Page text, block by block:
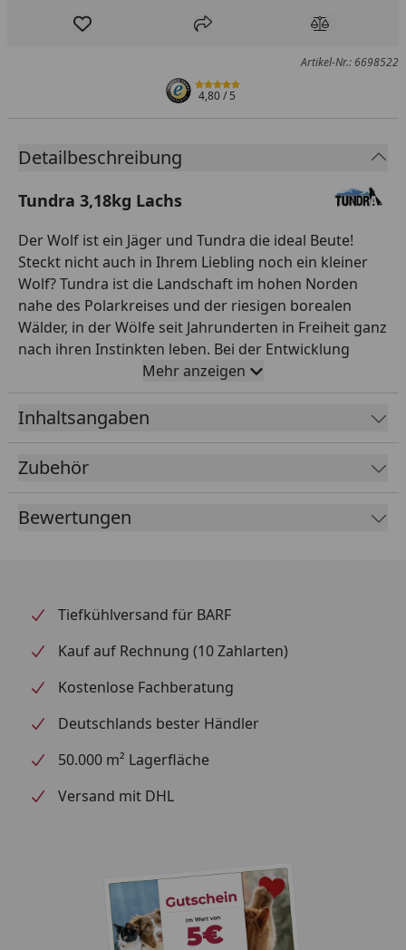
Produkt zur Wunschliste hinzufügen
Teilen Produkt
Artikel-Nr.: 6698522
4,80/ 5
Detailbeschreibung
Tundra 3,18kg Lachs
Der Wolf ist ein Jäger und Tundra die ideal Beute!
Steckt nicht auch in Ihrem Liebling noch ein kleiner
Wolf? Tundra ist die Landschaft im hohen Norden
nahe des Polarkreises und der riesigen borealen
Wälder, in der Wölfe seit Jahrunderten in Freiheit ganz
nach ihren Instinkten leben. Bei der Entwicklung
unserer TUNDRA Produktlinie haben wir uns streng
daran orientiert, welche Ernährung biologisch
artgerecht ist und der Wolfsbeute am nächsten
ernährungsphysiologisch ausgewogen und eignet
sich optimal für alle Lebensphasen des Hundes. Beste
Lebenmittelqualität machen TUNDRA zu einer
komplett getreide- und kartoffelfrei und wird in
Glykämische Index der TUNDRA Trockennahrung
und somit für einen längeren Sättigungseffekt
sorgen. TUNDRA Atlantik Lachs ist eine besondere
Lachs. Das Produkt ist getreidefrei und versorgt
Mineralien, die er für ein gesundes Leben benötigt.
Gelenke und Knochen zu unterstützen.
Fütterungsempfehlung
Bei den Angaben handelt es sich um Richtwerte. Der
Mehr anzeigen
Inhaltsangaben
Zubehör
Bewertungen
Tiefkühlversand für BARF
Kauf auf Rechnung (10 Zahlarten)
Kostenlose Fachberatung
Deutschlands bester Händler
50.000 m² Lagerfläche
Versand mit DHL